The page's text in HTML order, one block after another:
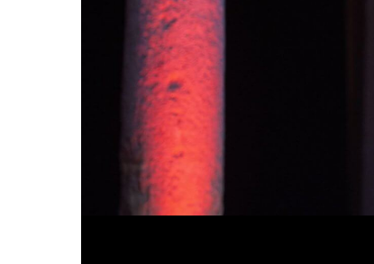
Hit enter to search or ESC to close